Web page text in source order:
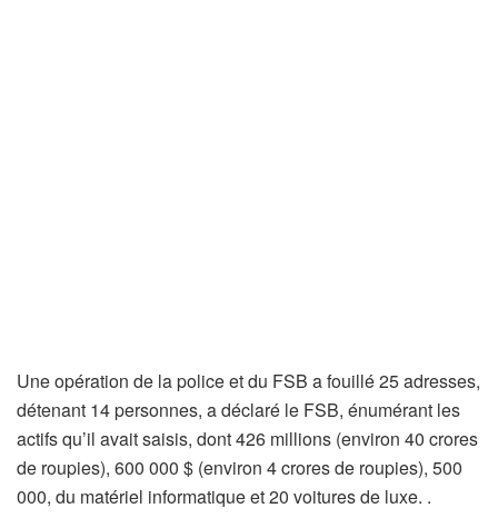
Une opération de la police et du FSB a fouillé 25 adresses,
détenant 14 personnes, a déclaré le FSB, énumérant les
actifs qu’il avait saisis, dont 426 millions (environ 40 crores
de roupies), 600 000 $ (environ 4 crores de roupies), 500
000, du matériel informatique et 20 voitures de luxe. .